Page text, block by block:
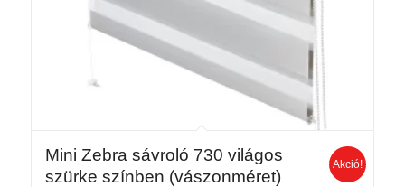
Mini Zebra sávroló 730 világos
szürke színben (vászonméret)
Akció!